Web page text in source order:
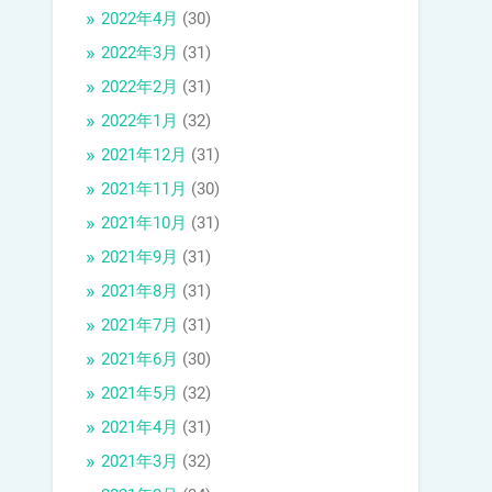
2022年4月 (30)
2022年3月 (31)
2022年2月 (31)
2022年1月 (32)
2021年12月 (31)
2021年11月 (30)
2021年10月 (31)
2021年9月 (31)
2021年8月 (31)
2021年7月 (31)
2021年6月 (30)
2021年5月 (32)
2021年4月 (31)
2021年3月 (32)